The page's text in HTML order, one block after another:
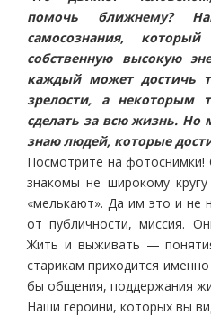
помочь ближнему?
самосознания,
собственную высокую
каждый может достичь
зрелости, а некоторым
сделать за всю жизнь. Но
знаю людей, которые
Посмотрите на
знакомы не широкому
«мелькают». Да им это и не
от публичности, миссия.
Жить и выживать —
старикам приходится
бы общения, поддержания
Наши героини, которых вы